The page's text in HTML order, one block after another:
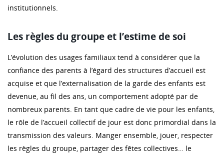
institutionnels.
Les règles du groupe et l’estime de soi
L’évolution des usages familiaux tend à considérer que la
confiance des parents à l’égard des structures d’accueil est
acquise et que l’externalisation de la garde des enfants est
devenue, au fil des ans, un comportement adopté par de
nombreux parents. En tant que cadre de vie pour les enfants,
le rôle de l’accueil collectif de jour est donc primordial dans la
transmission des valeurs. Manger ensemble, jouer, respecter
les règles du groupe, partager des fêtes collectives… le